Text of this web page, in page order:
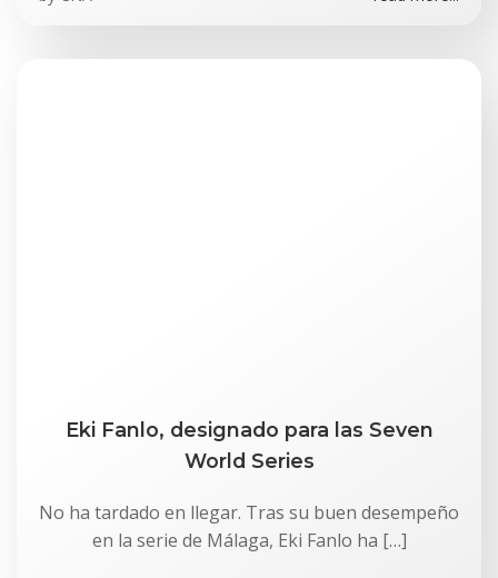
Eki Fanlo, designado para las Seven
World Series
No ha tardado en llegar. Tras su buen desempeño
en la serie de Málaga, Eki Fanlo ha […]